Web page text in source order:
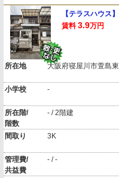
【テラスハウス】
賃料 3.9万円
所在地 大阪府寝屋川市萱島東
小学校
-
所在階/
階数
- / 2階建
間取り 3K
管理費/
共益費
- / -